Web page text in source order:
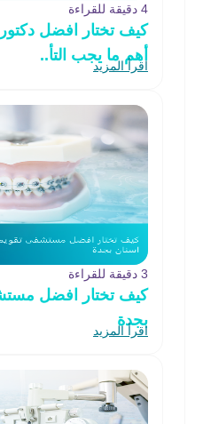
4 دقيقة للقراءة
كيف تختار افضل
أهم ما يجب التأ..
اقرأ المزيد
3 دقيقة للقراءة
كيف تختار افضل
بجدة
اقرأ المزيد